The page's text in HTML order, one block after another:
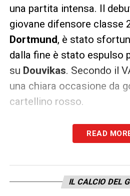
una partita intensa. Il
giovane difensore classe
Dortmund, è stato
dalla fine è stato espulso
su Douvikas. Secondo il
una chiara occasione da
cartellino rosso.
Il giocatore era
Pietro Comuzzoe
Silvio Baldini
difeso il vantaggio,
READ
IL CALCIO DEL